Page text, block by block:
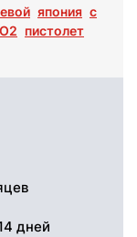
япония с
пистолет
дней